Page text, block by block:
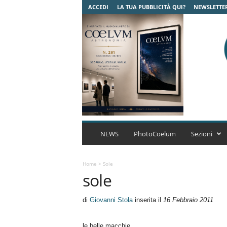
ACCEDI LA TUA PUBBLICITÀ QUI?
C
NEWS PhotoCoelum Sezioni
Home > Sole
sole
di Giovanni Stolainserita il 16 Febbraio 2011